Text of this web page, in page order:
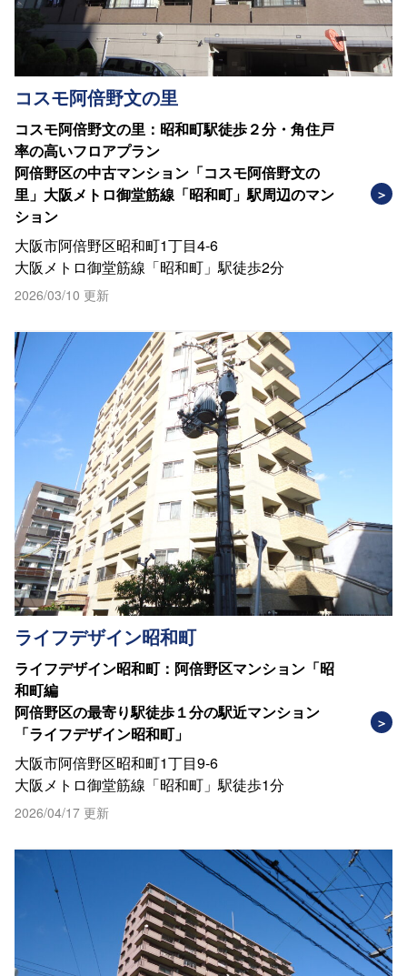
コスモ阿倍野文の里
コスモ阿倍野文の里：昭和町駅徒歩２分・角住戸
率の高いフロアプラン
阿倍野区の中古マンション「コスモ阿倍野文の
里」大阪メトロ御堂筋線「昭和町」駅周辺のマン
ション
大阪市阿倍野区昭和町1丁目4-6
大阪メトロ御堂筋線「昭和町」駅徒歩2分
2026/03/10 更新
ライフデザイン昭和町
ライフデザイン昭和町：阿倍野区マンション「昭
和町編
阿倍野区の最寄り駅徒歩１分の駅近マンション
「ライフデザイン昭和町」
大阪市阿倍野区昭和町1丁目9-6
大阪メトロ御堂筋線「昭和町」駅徒歩1分
2026/04/17 更新